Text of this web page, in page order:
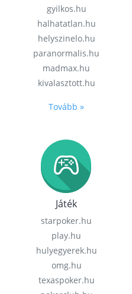
gyilkos.hu
halhatatlan.hu
helyszinelo.hu
paranormalis.hu
madmax.hu
kivalasztott.hu
Tovább »
Játék
starpoker.hu
play.hu
hulyegyerek.hu
omg.hu
texaspoker.hu